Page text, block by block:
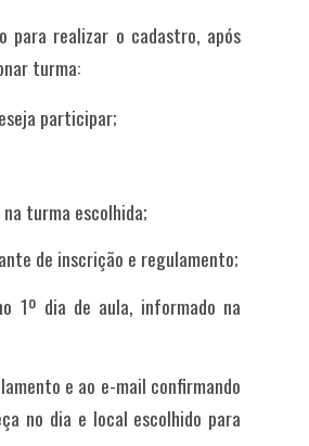
para realizar o cadastro, após
turma:
participar;
turma escolhida;
de inscrição e regulamento;
1º dia de aula, informado na
e ao e-mail confirmando
no dia e local escolhido para